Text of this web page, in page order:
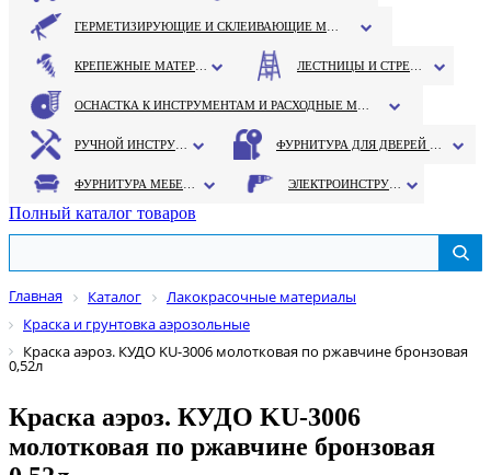
Полный каталог товаров
Главная Каталог
Лакокрасочные материалы
Краска и грунтовка аэрозольные
Краска аэроз. КУДО KU-3006 молотковая по ржавчине бронзовая
0,52л
Краска аэроз. КУДО KU-3006
молотковая по ржавчине бронзовая